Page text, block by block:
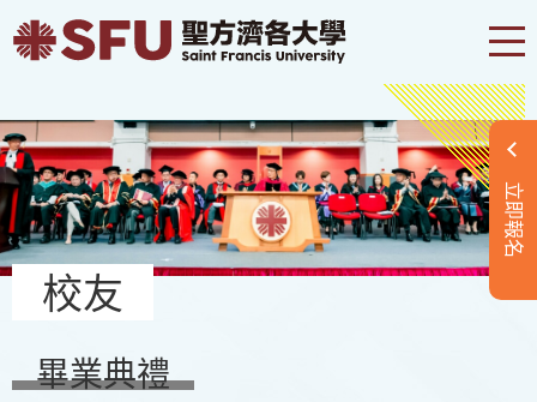
立即報名
校友
畢業典禮